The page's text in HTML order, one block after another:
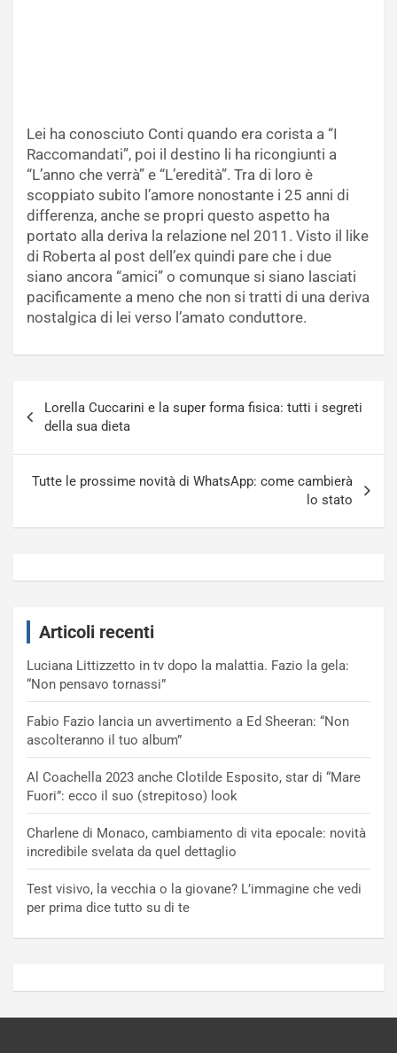
Lei ha conosciuto Conti quando era corista a “I
Raccomandati”, poi il destino li ha ricongiunti a
“L’anno che verrà” e “L’eredità”. Tra di loro è
scoppiato subito l’amore nonostante i 25 anni di
differenza, anche se propri questo aspetto ha
portato alla deriva la relazione nel 2011. Visto il like
di Roberta al post dell’ex quindi pare che i due
siano ancora “amici” o comunque si siano lasciati
pacificamente a meno che non si tratti di una deriva
nostalgica di lei verso l’amato conduttore.
articoli
Lorella Cuccarini e la super forma fisica: tutti i segreti
della sua dieta
Tutte le prossime novità di WhatsApp: come cambierà
lo stato
Articoli recenti
Luciana Littizzetto in tv dopo la malattia. Fazio la gela:
“Non pensavo tornassi”
Fabio Fazio lancia un avvertimento a Ed Sheeran: “Non
ascolteranno il tuo album”
Al Coachella 2023 anche Clotilde Esposito, star di “Mare
Fuori”: ecco il suo (strepitoso) look
Charlene di Monaco, cambiamento di vita epocale: novità
incredibile svelata da quel dettaglio
Test visivo, la vecchia o la giovane? L’immagine che vedi
per prima dice tutto su di te